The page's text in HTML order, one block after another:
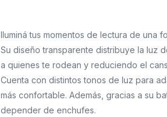
Iluminá tus momentos de lectura de una
Su diseño transparente distribuye la luz
a quienes te rodean y reduciendo el
Cuenta con distintos tonos de luz para
más confortable. Además, gracias a su
depender de enchufes.